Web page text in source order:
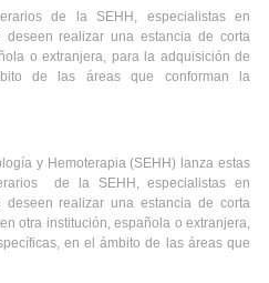
de la SEHH, especialistas en
deseen realizar una estancia de corta
o extranjera, para la adquisición de
de las áreas que conforman la
y Hemoterapia (SEHH) lanza estas
de la SEHH, especialistas en
deseen realizar una estancia de corta
otra institución, española o extranjera,
en el ámbito de las áreas que